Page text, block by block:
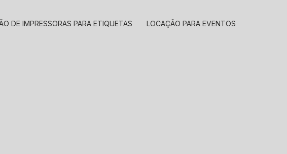
DE IMPRESSORAS PARA ETIQUETAS LOCAÇÃO PARA EVENTOS